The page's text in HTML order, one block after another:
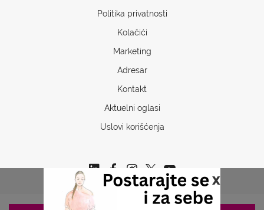
x
Politika privatnosti
Kolačići
Marketing
Adresar
Kontakt
Aktuelni oglasi
Uslovi korišćenja